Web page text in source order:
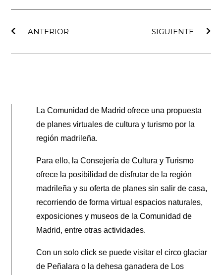
ANTERIOR
SIGUIENTE
La Comunidad de Madrid ofrece una propuesta
de planes virtuales de cultura y turismo por la
región madrileña.
Para ello, la Consejería de Cultura y Turismo
ofrece la posibilidad de disfrutar de la región
madrileña y su oferta de planes sin salir de casa,
recorriendo de forma virtual espacios naturales,
exposiciones y museos de la Comunidad de
Madrid, entre otras actividades.
Con un solo click se puede visitar el circo glaciar
de Peñalara o la dehesa ganadera de Los